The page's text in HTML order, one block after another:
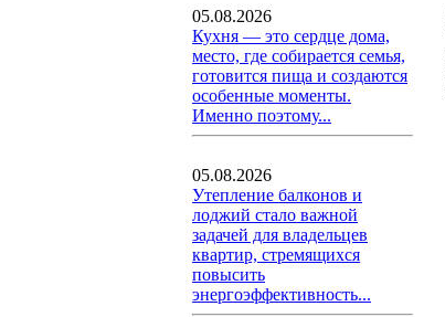
05.08.2026
Кухня — это сердце дома,
место, где собирается семья,
готовится пища и создаются
особенные моменты.
Именно поэтому...
05.08.2026
Утепление балконов и
лоджий стало важной
задачей для владельцев
квартир, стремящихся
повысить
энергоэффективность...